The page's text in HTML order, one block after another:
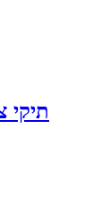
תיקי